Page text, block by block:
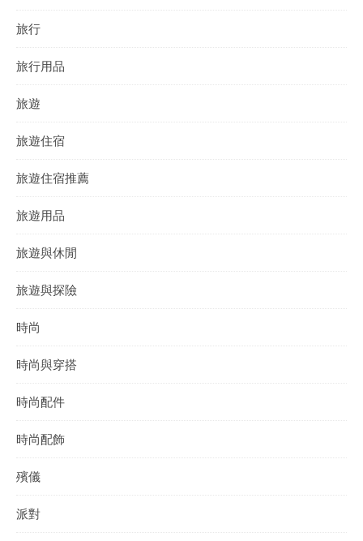
旅行
旅行用品
旅遊
旅遊住宿
旅遊住宿推薦
旅遊用品
旅遊與休閒
旅遊與探險
時尚
時尚與穿搭
時尚配件
時尚配飾
殯儀
派對